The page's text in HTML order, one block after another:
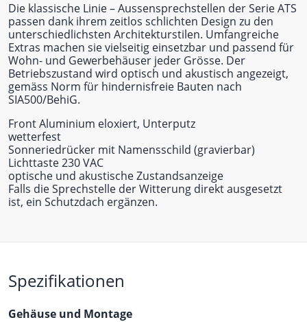
Die klassische Linie – Aussensprechstellen der Serie ATS
passen dank ihrem zeitlos schlichten Design zu den
unterschiedlichsten Architekturstilen. Umfangreiche
Extras machen sie vielseitig einsetzbar und passend für
Wohn- und Gewerbehäuser jeder Grösse. Der
Betriebszustand wird optisch und akustisch angezeigt,
gemäss Norm für hindernisfreie Bauten nach
SIA500/BehiG.
Front Aluminium eloxiert, Unterputz
wetterfest
Sonneriedrücker mit Namensschild (gravierbar)
Lichttaste 230 VAC
optische und akustische Zustandsanzeige
Falls die Sprechstelle der Witterung direkt ausgesetzt
ist, ein Schutzdach ergänzen.
Spezifikationen
Gehäuse und Montage